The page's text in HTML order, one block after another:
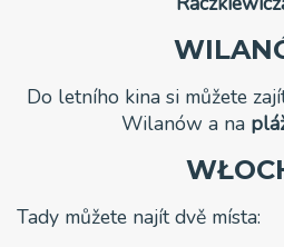
Do letního kina si můžete
Wilanów a na
Tady můžete najít dvě místa: